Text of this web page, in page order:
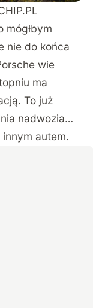
mógłbym
nie do końca
wie
ma
To już
nadwozia…
autem.